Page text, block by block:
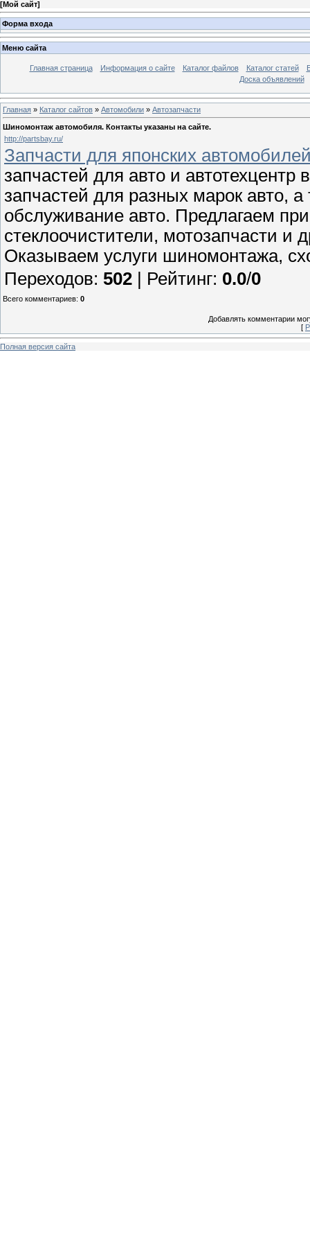
[Мой сайт]
Форма входа
Меню сайта
Главная страница Информация о сайте Каталог файлов Каталог статей
Доска объявлений
Главная » Каталог сайтов » Автомобили » Автозапчасти
Шиномонтаж автомобиля. Контакты указаны на сайте.
http://partsbay.ru/
Запчасти для японских
запчастей для авто и
запчастей для разных марок авто,
обслуживание авто. Предлагаем
стеклоочистители, мотозапчасти и
Оказываем услуги шиномонтажа,
Переходов: 502 | Рейтинг: 0.0/0
Всего комментариев: 0
Добавлять комментарии
[
Полная версия сайта